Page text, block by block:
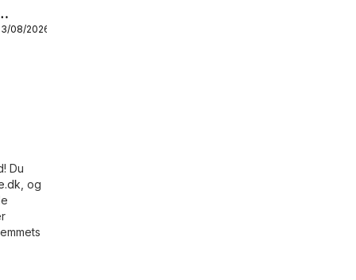
uge
08/2026
Du
, og